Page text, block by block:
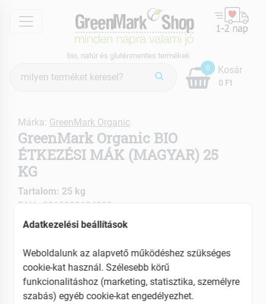
menu
bio, natúr és gluténmentes termékek
keresés
0
0 Ft
Kosár
Márka: GreenMark Organic
GreenMark Organic BIO
ÉTKEZÉSI MÁK (MAGYAR) 25
KG
Tartalom: 25 kg
EAN: 2010000104880
Adatkezelési beállítások
Weboldalunk az alapvető működéshez szükséges
cookie-kat használ. Szélesebb körű
funkcionalitáshoz (marketing, statisztika, személyre
szabás) egyéb cookie-kat engedélyezhet.